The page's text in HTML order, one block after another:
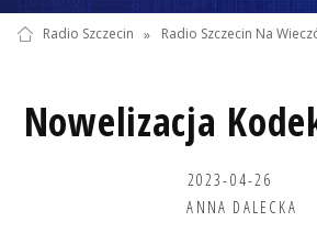
Radio Szczecin » Radio Szczecin Na
Nowelizacja
2023-04-26
ANNA DALECKA